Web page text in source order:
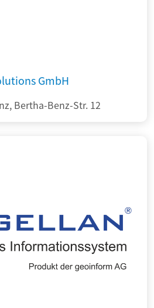
GmbH
Bertha-Benz-Str. 12